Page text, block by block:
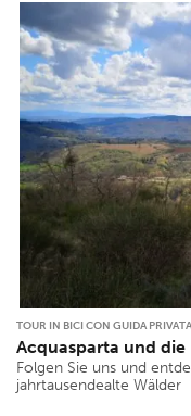
TOUR IN BICI CON GUIDA PRIVATA
Acquasparta und
Folgen Sie uns und
jahrtausendealte Wälder